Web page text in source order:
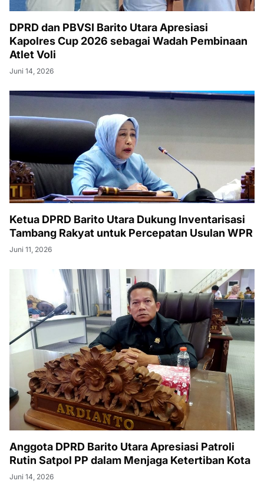
DPRD dan PBVSI Barito Utara Apresiasi
Kapolres Cup 2026 sebagai Wadah Pembinaan
Atlet Voli
Juni 14, 2026
Ketua DPRD Barito Utara Dukung Inventarisasi
Tambang Rakyat untuk Percepatan Usulan WPR
Juni 11, 2026
Anggota DPRD Barito Utara Apresiasi Patroli
Rutin Satpol PP dalam Menjaga Ketertiban Kota
Juni 14, 2026